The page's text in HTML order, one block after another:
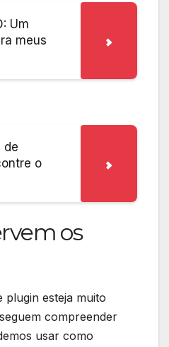
Um
meus
de
o
os
plugin esteja muito
compreender
usar como